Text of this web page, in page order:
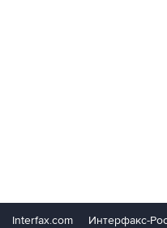
Interfax.com Интерфакс-